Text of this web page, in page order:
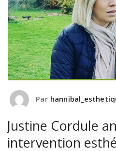
Par
Justine Cordule
intervention